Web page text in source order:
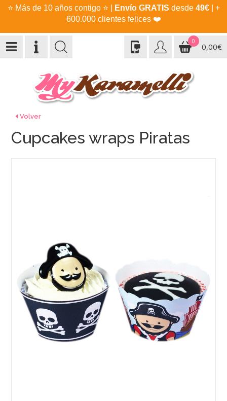
⭐ Más de 10 años contigo ⭐ Envío GRATIS desde 49€| +
600.000 clientes felices ❤️
0
0,00€
Volver
Cupcakes wraps Piratas